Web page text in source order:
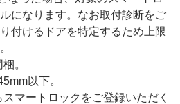
になります。なお取付診断をご
付けるドアを特定するため上限
。
以下。
マートロックをご登録いただく